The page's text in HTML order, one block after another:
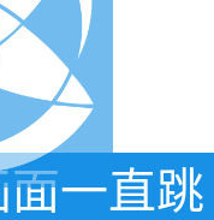
一直跳